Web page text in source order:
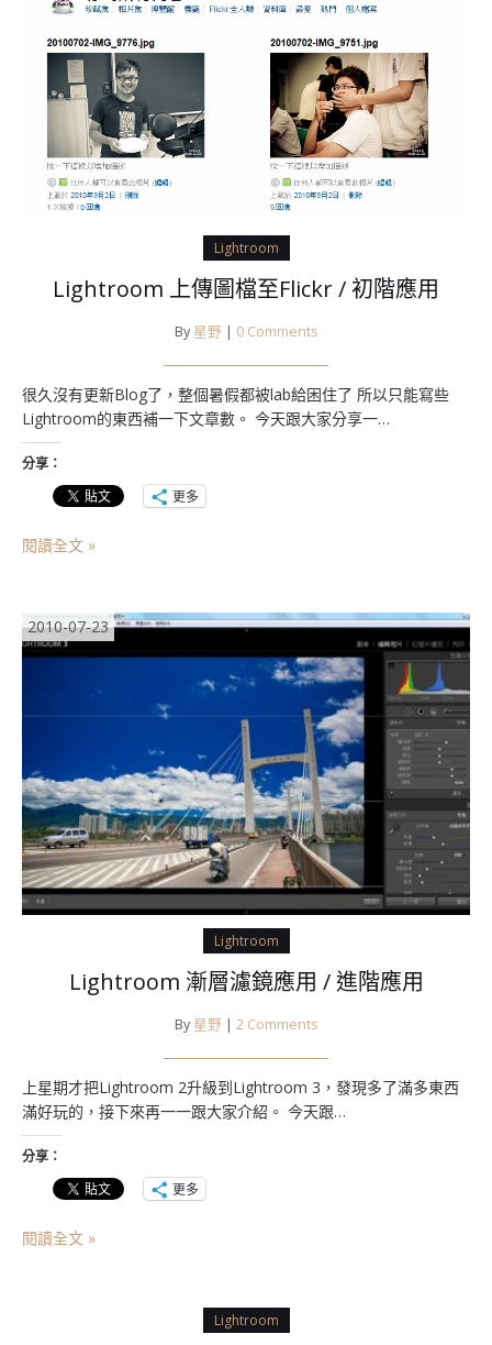
Lightroom
Lightroom 上傳圖檔至Flickr / 初階應用
By 星野 | 0 Comments
很久沒有更新Blog了，整個暑假都被lab給困住了 所以只能寫些
Lightroom的東西補一下文章數。 今天跟大家分享一…
分享：
更多
閱讀全文 »
2010-07-23
Lightroom
Lightroom 漸層濾鏡應用 / 進階應用
By 星野 | 2 Comments
上星期才把Lightroom 2升級到Lightroom 3，發現多了滿多東西
滿好玩的，接下來再一一跟大家介紹。 今天跟…
分享：
更多
閱讀全文 »
Lightroom